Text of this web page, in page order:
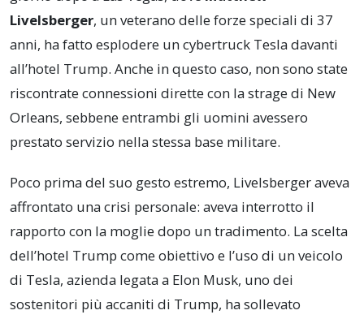
Livelsberger, un veterano delle forze speciali di 37
anni, ha fatto esplodere un cybertruck Tesla davanti
all’hotel Trump. Anche in questo caso, non sono state
riscontrate connessioni dirette con la strage di New
Orleans, sebbene entrambi gli uomini avessero
prestato servizio nella stessa base militare.
Poco prima del suo gesto estremo, Livelsberger aveva
affrontato una crisi personale: aveva interrotto il
rapporto con la moglie dopo un tradimento. La scelta
dell’hotel Trump come obiettivo e l’uso di un veicolo
di Tesla, azienda legata a Elon Musk, uno dei
sostenitori più accaniti di Trump, ha sollevato